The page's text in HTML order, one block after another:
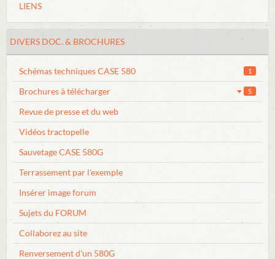
LIENS
DIVERS DOC. & BROCHURES
Schémas techniques CASE 580 1
Brochures à télécharger 5
Revue de presse et du web
Vidéos tractopelle
Sauvetage CASE 580G
Terrassement par l'exemple
Insérer image forum
Sujets du FORUM
Collaborez au site
Renversement d'un 580G